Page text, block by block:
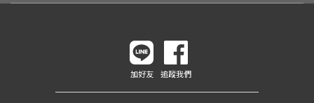
加好友 追蹤我們